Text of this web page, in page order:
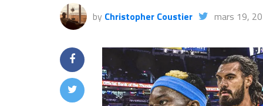
by Christopher Coustier mars 19,